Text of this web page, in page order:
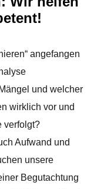
angefangen
und welcher
wirklich vor und
verfolgt?
Aufwand und
unsere
Begutachtung